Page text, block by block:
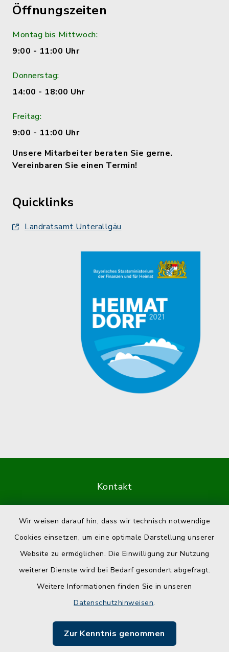
Wir weisen darauf hin, dass wir technisch notwendige
Cookies einsetzen, um eine optimale Darstellung unserer
Website zu ermöglichen. Die Einwilligung zur Nutzung
weiterer Dienste wird bei Bedarf gesondert abgefragt.
Weitere Informationen finden Sie in unseren
Datenschutzhinweisen.
Zur Kenntnis genommen
Öffnungszeiten
Montag bis Mittwoch:
9:00 - 11:00 Uhr
Donnerstag:
14:00 - 18:00 Uhr
Freitag:
9:00 - 11:00 Uhr
Unsere Mitarbeiter beraten Sie gerne.
Vereinbaren Sie einen Termin!
Quicklinks
Landratsamt Unterallgäu
Kontakt
Datenschutz
Impressum
Sitemap
Cookie-Einstellungen